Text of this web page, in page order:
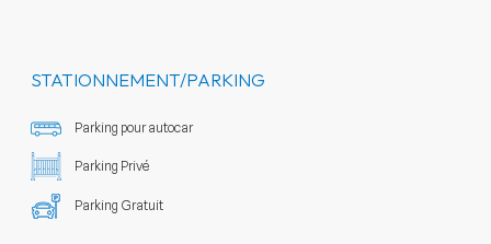
STATIONNEMENT/PARKING
Parking pour autocar
Parking Privé
Parking Gratuit